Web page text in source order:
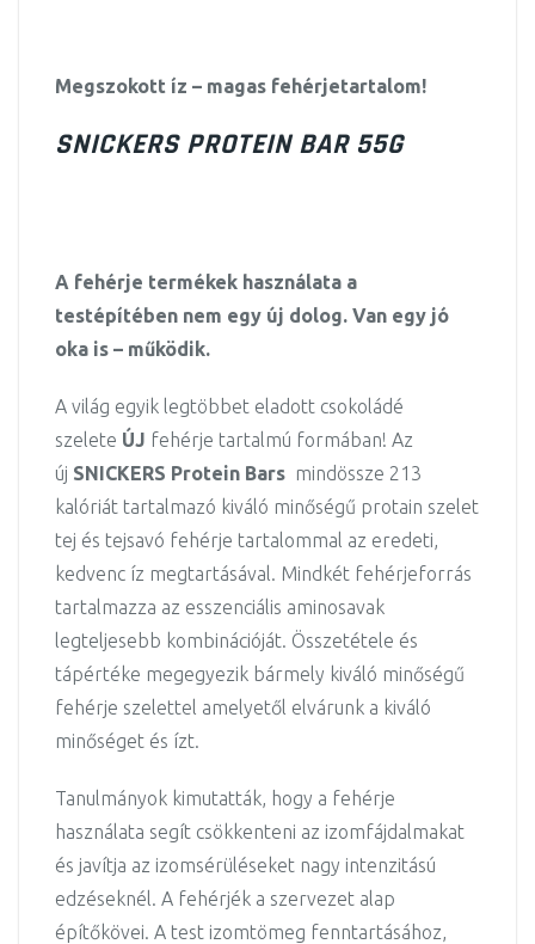
Megszokott íz – magas fehérjetartalom!
SNICKERS PROTEIN BAR 55G
A fehérje termékek használata a
testépítében nem egy új dolog. Van egy jó
oka is – működik.
A világ egyik legtöbbet eladott csokoládé
szelete ÚJ fehérje tartalmú formában! Az
új SNICKERS Protein Bars mindössze 213
kalóriát tartalmazó kiváló minőségű protain szelet
tej és tejsavó fehérje tartalommal az eredeti,
kedvenc íz megtartásával. Mindkét fehérjeforrás
tartalmazza az esszenciális aminosavak
legteljesebb kombinációját. Összetétele és
tápértéke megegyezik bármely kiváló minőségű
fehérje szelettel amelyetől elvárunk a kiváló
minőséget és ízt.
Tanulmányok kimutatták, hogy a fehérje
használata segít csökkenteni az izomfájdalmakat
és javítja az izomsérüléseket nagy intenzitású
edzéseknél. A fehérjék a szervezet alap
építőkövei. A test izomtömeg fenntartásához,